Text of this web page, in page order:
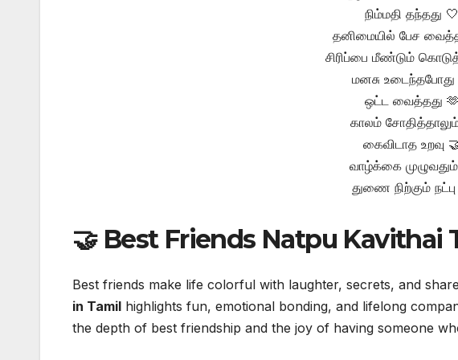
நிம்மதி தந்தது 🤍
தனிமையில் பேச
சிரிப்பை மீண்டும்
மனசு உடைந்தபோது
ஒட்ட வைத்தது 🫶
காலம்
கைவிடாத உறவு
வாழ்க்கை
துணை நிற்கும் நட்பு
🤝 Best Friends Natpu Kavithai
Best friends make life colorful with laughter, secrets, and
in Tamil highlights fun, emotional bonding, and lifelong
the depth of best friendship and the joy of having someone